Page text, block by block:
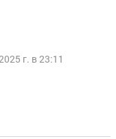
г. в 23:11